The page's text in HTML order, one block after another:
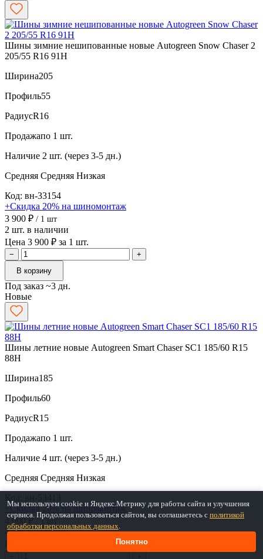
Шины зимние нешипованные новые Autogreen Snow Chaser 2
205/55 R16 91H
Ширина205
Профиль55
РадиусR16
Продажапо 1 шт.
Наличие 2 шт. (через 3-5 дн.)
Средняя Средняя Низкая
Код: вн-33154
+Скидка 20% на шиномонтаж
3 900 ₽ / 1 шт
2 шт. в наличии
Цена 3 900 ₽ за 1 шт.
−
+
В корзину
Под заказ ~3 дн.
Новые
Шины летние новые Autogreen Smart Chaser SC1 185/60 R15
88H
Ширина185
Профиль60
РадиусR15
Продажапо 1 шт.
Наличие 4 шт. (через 3-5 дн.)
Средняя Средняя Низкая
+Скидка 20% на шиномонтаж
4 000 ₽
/ 1 шт
4 шт. в наличии
Мы используем cookie и Яндекс.Метрику для работы сайта и улучшения
сервиса. Продолжая пользоваться сайтом, вы соглашаетесь с политикой
обработки персональных данных.
Понятно